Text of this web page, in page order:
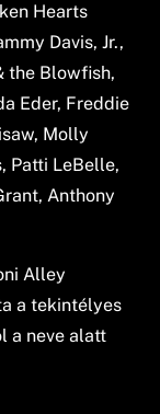
Hearts
Davis, Jr.,
the Blowfish,
Eder, Freddie
Molly
Patti LeBelle,
Anthony
Alley
a tekintélyes
a neve alatt